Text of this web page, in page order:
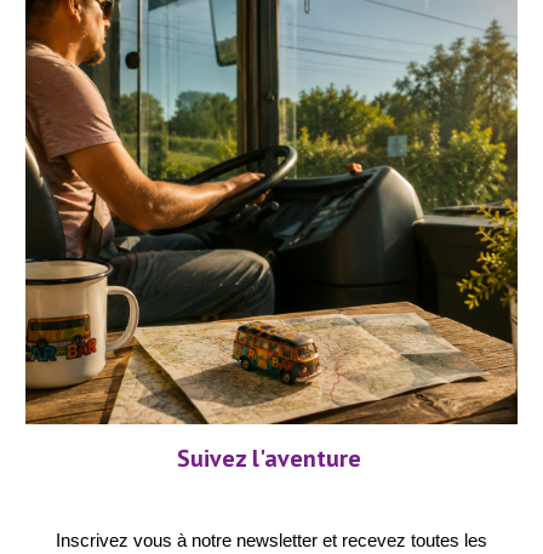
Suivez l'aventure
Inscrivez vous à notre newsletter et recevez toutes les